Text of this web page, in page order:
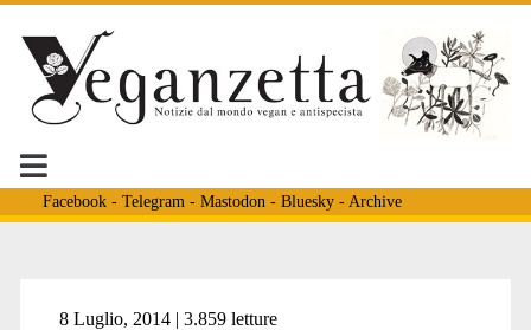
Facebook- Telegram - Mastodon - Bluesky- Archive
Tag:
8 Luglio, 2014 | 3.859 letture